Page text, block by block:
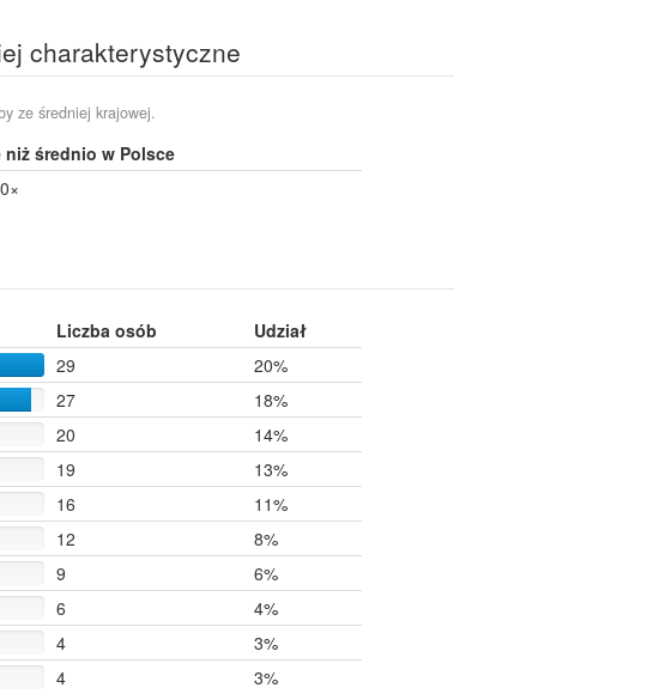
charakterystyczne
ze średniej krajowej.
niż średnio w Polsce
Liczba osób
Udział
29
20%
27
18%
20
14%
19
13%
16
11%
12
8%
9
6%
6
4%
4
3%
4 3%